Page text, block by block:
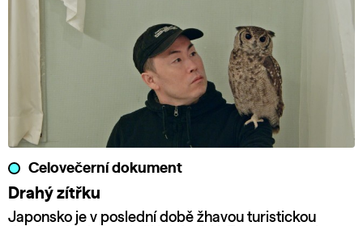
Celovečerní dokument
Drahý zítřku
Japonsko je v poslední době žhavou turistickou